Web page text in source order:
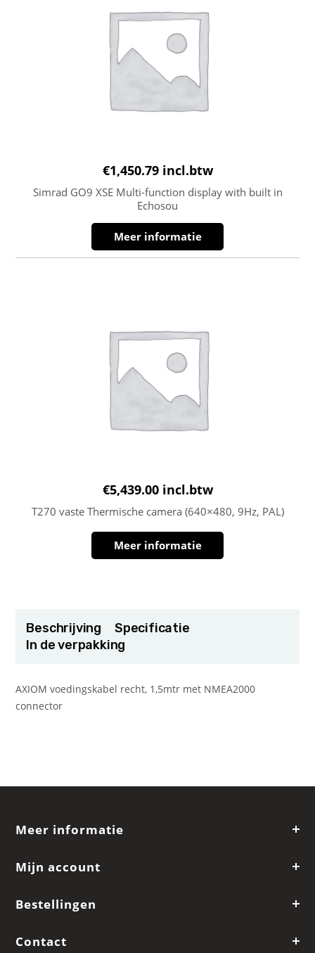
€1,450.79 incl.btw
Simrad GO9 XSE Multi-function display with built in
Echosou
Meer informatie
€5,439.00 incl.btw
T270 vaste Thermische camera (640×480, 9Hz, PAL)
Meer informatie
Beschrijving
Specificatie
In de verpakking
AXIOM voedingskabel recht, 1,5mtr met NMEA2000
connector
Meer informatie
Mijn account
Bestellingen
Contact